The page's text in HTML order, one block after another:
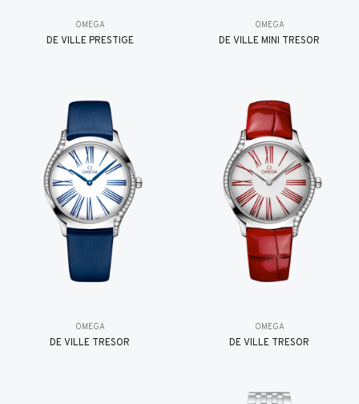
OMEGA
DE VILLE PRESTIGE
OMEGA
DE VILLE MINI TRÉSOR
OMEGA
DE VILLE TRESOR
OMEGA
DE VILLE TRESOR